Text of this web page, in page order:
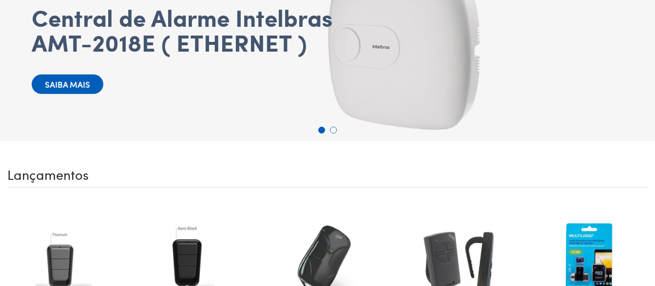
Central de Alarme Intelbras
AMT-2018E ( ETHERNET )
SAIBA MAIS
Lançamentos